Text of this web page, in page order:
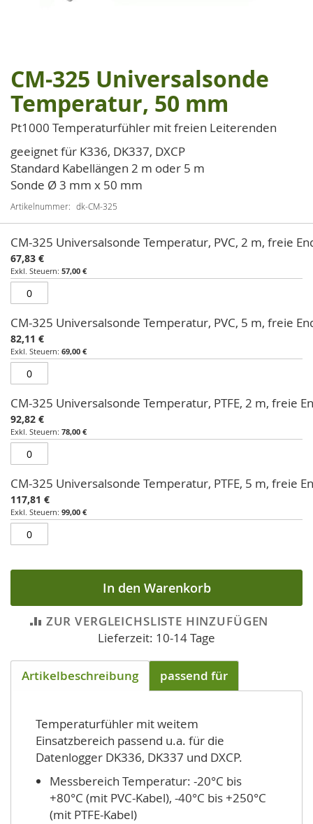
Zum
Anfang
der
Bildgalerie
CM-325 Universalsonde
Temperatur, 50 mm
Pt1000 Temperaturfühler mit freien Leiterenden
geeignet für K336, DK337, DXCP
Standard Kabellängen 2 m oder 5 m
Sonde Ø 3 mm x 50 mm
Artikelnummer dk-CM-325
für
gruppiertes
Produkt
CM-325 Universalsonde Temperatur, PVC, 2 m, freie
67,83 €
57,00 €
CM-325 Universalsonde Temperatur, PVC, 5 m, freie
82,11 €
69,00 €
CM-325 Universalsonde Temperatur, PTFE, 2 m, freie
92,82 €
78,00 €
CM-325 Universalsonde Temperatur, PTFE, 5 m, freie
117,81 €
99,00 €
In den Warenkorb
ZUR VERGLEICHSLISTE HINZUFÜGEN
Lieferzeit: 10-14 Tage
Artikelbeschreibung passend für
Temperaturfühler mit weitem
Einsatzbereich passend u.a. für die
Datenlogger DK336, DK337 und DXCP.
Messbereich Temperatur: -20°C bis
+80°C (mit PVC-Kabel), -40°C bis +250°C
(mit PTFE-Kabel)